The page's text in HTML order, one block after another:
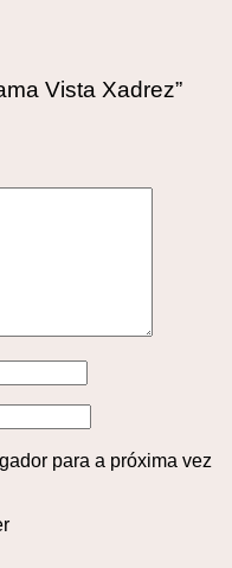
Vista Xadrez”
para a próxima vez